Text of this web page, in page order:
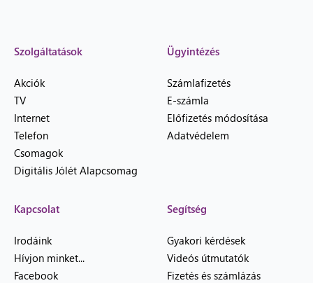
Szolgáltatások
Akciók
TV
Internet
Telefon
Csomagok
Digitális Jólét Alapcsomag
Ügyintézés
Számlafizetés
E-számla
Előfizetés módosítása
Adatvédelem
Kapcsolat
Irodáink
Hívjon minket...
Facebook
Segítség
Gyakori kérdések
Videós útmutatók
Fizetés és számlázás